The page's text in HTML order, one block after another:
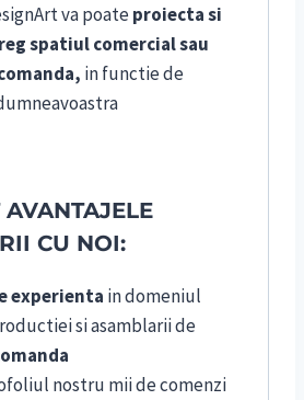
va poateproiecta si
spatiul comercial sau
in functie de
CU NOI:
experienta in domeniul
si asamblarii de
nostru mii de comenzi